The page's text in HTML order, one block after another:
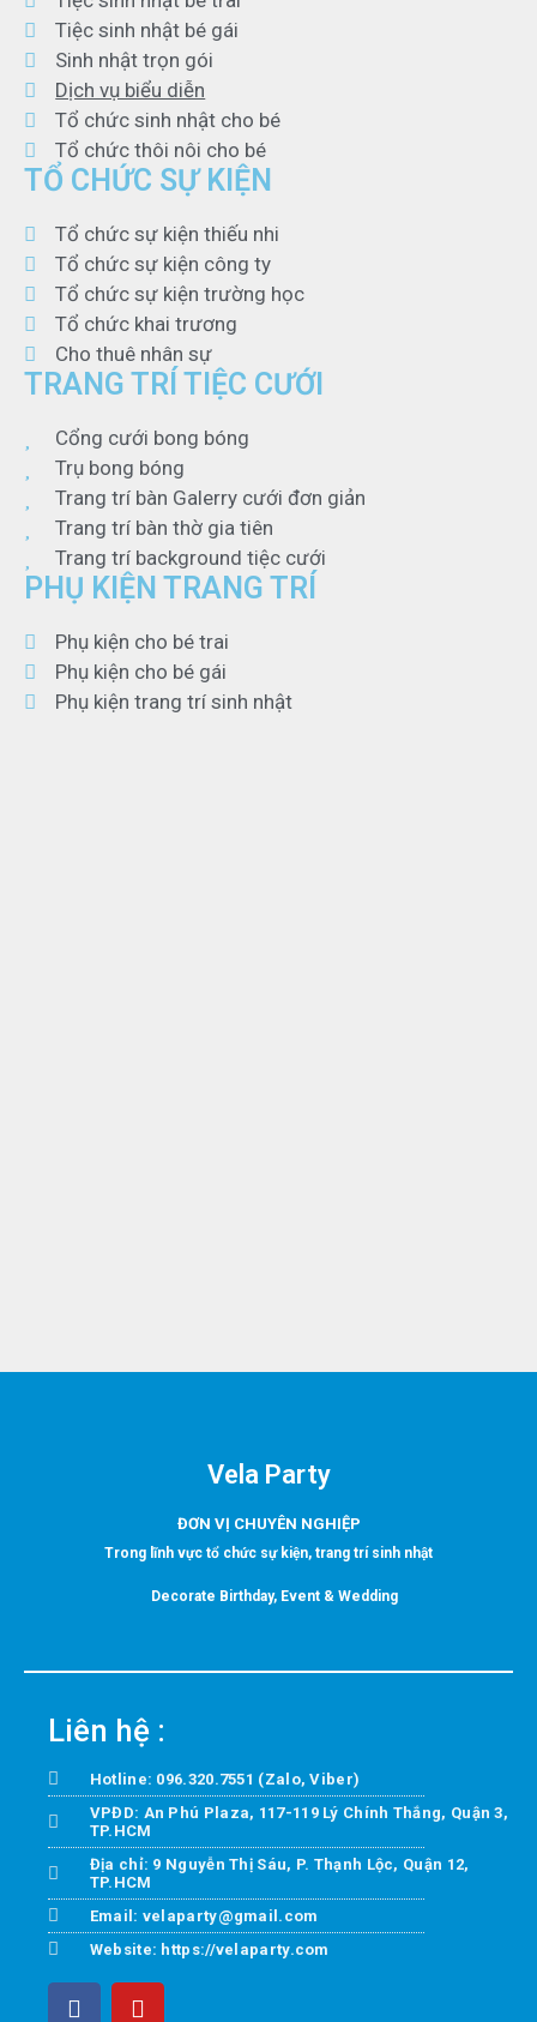
Tiệc sinh nhật bé gái
Sinh nhật trọn gói
Dịch vụ biểu diễn
Tổ chức sinh nhật cho bé
Tổ chức thôi nôi cho bé
TỔ CHỨC SỰ KIỆN
Tổ chức sự kiện thiếu nhi
Tổ chức sự kiện công ty
Tổ chức sự kiện trường học
Tổ chức khai trương
Cho thuê nhân sự
TRANG TRÍ TIỆC CƯỚI
Cổng cưới bong bóng
Trụ bong bóng
Trang trí bàn Galerry cưới đơn giản
Trang trí bàn thờ gia tiên
Trang trí background tiệc cưới
PHỤ KIỆN TRANG TRÍ
Phụ kiện cho bé trai
Phụ kiện cho bé gái
Phụ kiện trang trí sinh nhật
Vela Party
ĐƠN VỊ CHUYÊN NGHIỆP
Trong lĩnh vực tổ chức sự kiện, trang trí sinh nhật
Decorate Birthday, Event & Wedding
Liên hệ :
Hotline: 096.320.7551 (Zalo, Viber)
VPĐD: An Phú Plaza, 117-119 Lý Chính Thắng, Quận 3,
TP.HCM
Địa chỉ: 9 Nguyễn Thị Sáu, P. Thạnh Lộc, Quận 12,
TP.HCM
Email: velaparty@gmail.com
Website: https://velaparty.com